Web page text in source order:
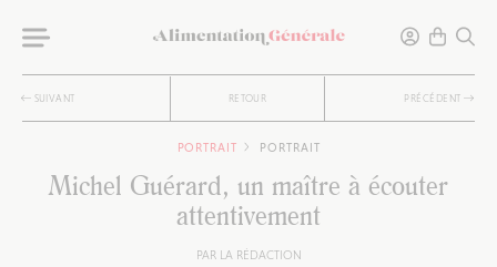
SUIVANT RETOUR PRÉCÉDENT
PORTRAIT PORTRAIT
Michel Guérard, un maître à écouter
attentivement
PAR LA RÉDACTION